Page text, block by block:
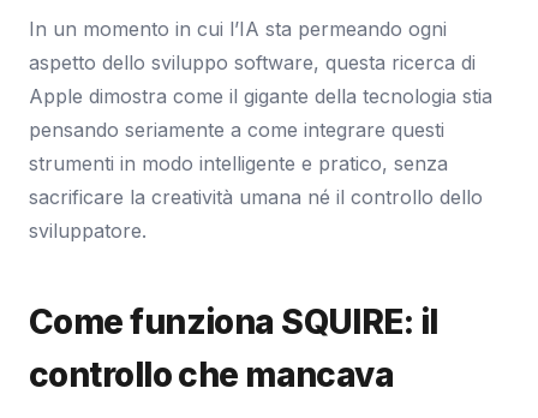
In un momento in cui l’IA sta permeando ogni
aspetto dello sviluppo software, questa ricerca di
Apple dimostra come il gigante della tecnologia stia
pensando seriamente a come integrare questi
strumenti in modo intelligente e pratico, senza
sacrificare la creatività umana né il controllo dello
sviluppatore.
Come funziona SQUIRE: il
controllo che mancava